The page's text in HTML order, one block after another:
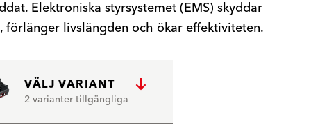
Elektroniska styrsystemet (EMS) skyddar
förlänger livslängden och ökar effektiviteten.
VÄLJ VARIANT
2 varianter tillgängliga